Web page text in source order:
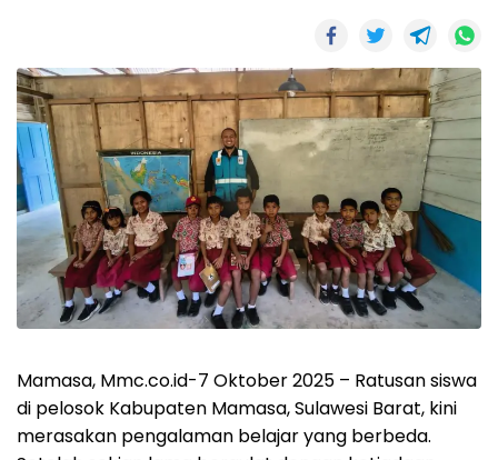
Mamasa, Mmc.co.id-7 Oktober 2025 – Ratusan siswa
di pelosok Kabupaten Mamasa, Sulawesi Barat, kini
merasakan pengalaman belajar yang berbeda.